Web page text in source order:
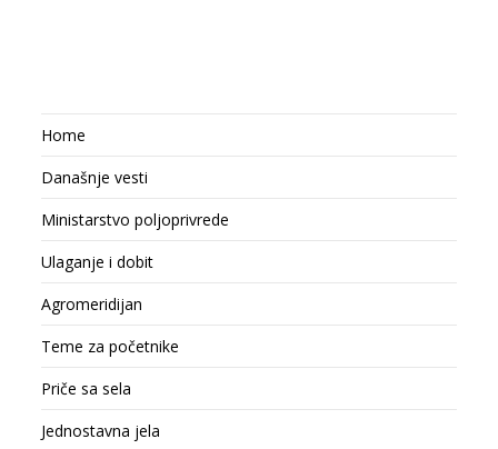
Home
Današnje vesti
Ministarstvo poljoprivrede
Ulaganje i dobit
Agromeridijan
Teme za početnike
Priče sa sela
Jednostavna jela